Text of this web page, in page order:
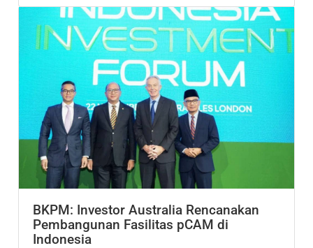
BKPM: Investor Australia Rencanakan
Pembangunan Fasilitas pCAM di
Indonesia